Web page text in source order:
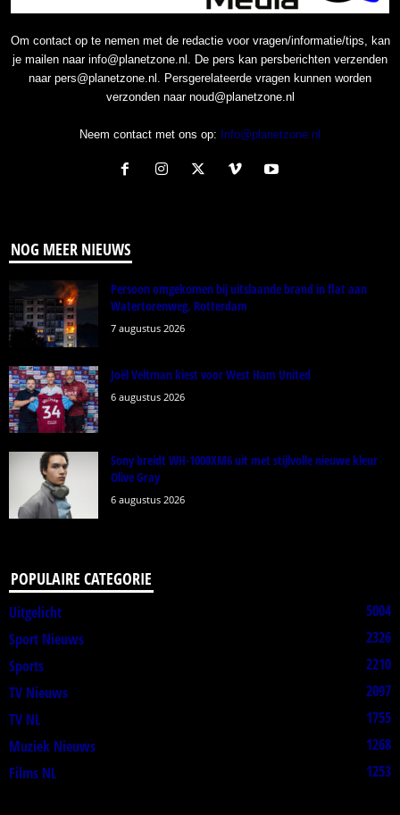
Om contact op te nemen met de redactie voor vragen/informatie/tips, kan
je mailen naar info@planetzone.nl. De pers kan persberichten verzenden
naar pers@planetzone.nl. Persgerelateerde vragen kunnen worden
verzonden naar noud@planetzone.nl
Neem contact met ons op: Info@planetzone.nl
NOG MEER NIEUWS
Persoon omgekomen bij uitslaande brand in flat aan
Watertorenweg, Rotterdam
7 augustus 2026
Joël Veltman kiest voor West Ham United
6 augustus 2026
Sony breidt WH-1000XM6 uit met stijlvolle nieuwe kleur
Olive Gray
6 augustus 2026
POPULAIRE CATEGORIE
Uitgelicht
5004
Sport Nieuws
2326
Sports
2210
TV Nieuws
2097
TV NL
1755
Muziek Nieuws
1268
Films NL
1253